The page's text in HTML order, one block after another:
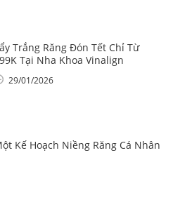
Trắng Răng Đón Tết Chỉ Từ
Tại Nha Khoa Vinalign
29/01/2026
Kế Hoạch Niềng Răng Cá Nhân